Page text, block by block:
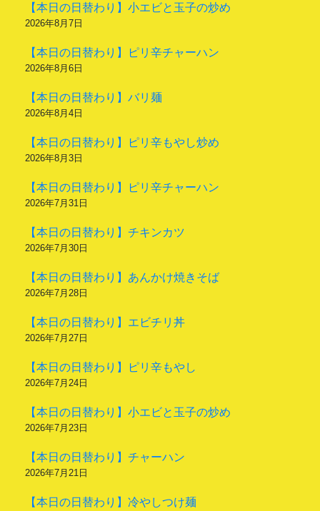
【本日の日替わり】小エビと玉子の炒め
2026年8月7日
【本日の日替わり】ピリ辛チャーハン
2026年8月6日
【本日の日替わり】バリ麺
2026年8月4日
【本日の日替わり】ピリ辛もやし炒め
2026年8月3日
【本日の日替わり】ピリ辛チャーハン
2026年7月31日
【本日の日替わり】チキンカツ
2026年7月30日
【本日の日替わり】あんかけ焼きそば
2026年7月28日
【本日の日替わり】エビチリ丼
2026年7月27日
【本日の日替わり】ピリ辛もやし
2026年7月24日
【本日の日替わり】小エビと玉子の炒め
2026年7月23日
【本日の日替わり】チャーハン
2026年7月21日
【本日の日替わり】冷やしつけ麺